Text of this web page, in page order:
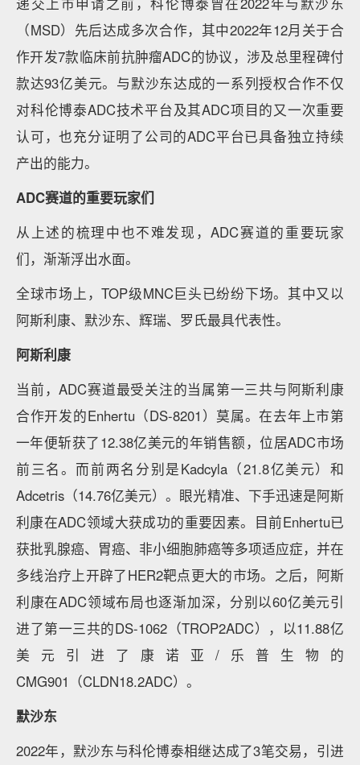
（MSD）先后达成多次合作，其中2022年12月关于合
作开发7款临床前抗肿瘤ADC的协议，涉及总里程碑付
款达93亿美元。与默沙东达成的一系列授权合作不仅
对科伦博泰ADC技术平台及其ADC项目的又一次重要
认可，也充分证明了公司的ADC平台已具备独立持续
产出的能力。
ADC赛道的重要玩家们
从上述的梳理中也不难发现，ADC赛道的重要玩家
们，渐渐浮出水面。
全球市场上，TOP级MNC巨头已纷纷下场。其中又以
阿斯利康、默沙东、辉瑞、罗氏最具代表性。
阿斯利康
当前，ADC赛道最受关注的当属第一三共与阿斯利康
合作开发的Enhertu（DS-8201）莫属。在去年上市第
一年便斩获了12.38亿美元的年销售额，位居ADC市场
前三名。而前两名分别是Kadcyla（21.8亿美元）和
Adcetris（14.76亿美元）。眼光精准、下手迅速是阿斯
利康在ADC领域大获成功的重要因素。目前Enhertu已
获批乳腺癌、胃癌、非小细胞肺癌等多项适应症，并在
多线治疗上开辟了HER2靶点更大的市场。之后，阿斯
利康在ADC领域布局也逐渐加深，分别以60亿美元引
进了第一三共的DS-1062（TROP2ADC），以11.88亿
美元引进了康诺亚/乐普生物的
CMG901（CLDN18.2ADC）。
默沙东
2022年，默沙东与科伦博泰相继达成了3笔交易，引进